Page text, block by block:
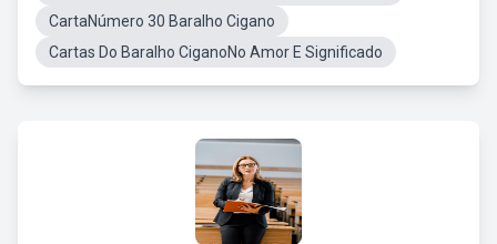
CartaNúmero 30 Baralho Cigano
Cartas Do Baralho CiganoNo Amor E Significado